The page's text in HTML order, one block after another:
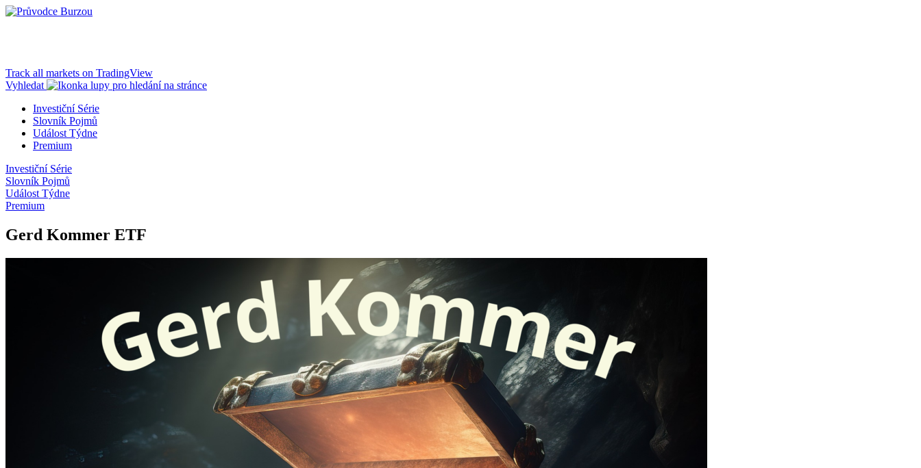
Track all markets on TradingView
Vyhledat
Investiční Série
Slovník Pojmů
Událost Týdne
Premium
Investiční Série
Slovník Pojmů
Událost Týdne
Premium
Gerd Kommer ETF